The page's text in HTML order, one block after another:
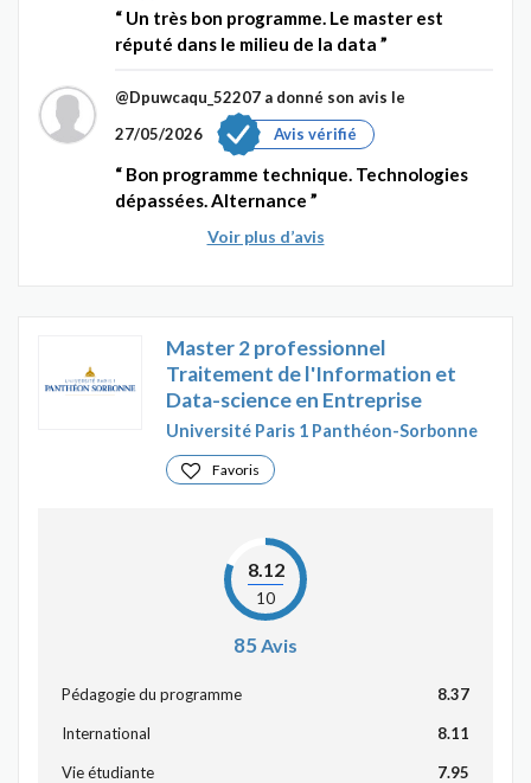
Un très bon programme. Le master est
réputé dans le milieu de la data
@Dpuwcaqu_52207 a donné son avis le
27/05/2026
Avis vérifié
Bon programme technique. Technologies
dépassées. Alternance
Voir plus d’avis
Master 2 professionnel
Traitement de l'Information et
Data-science en Entreprise
Université Paris 1 Panthéon-Sorbonne
Favoris
8.12
10
85Avis
Pédagogie du programme 8.37
International 8.11
Vie étudiante 7.95